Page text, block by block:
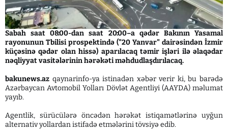
Sabah saat 08:00-dan saat 20:00–a qədər Bakının Yasamal
rayonunun Tbilisi prospektində ("20 Yanvar" dairəsindən İzmir
küçəsinə qədər olan hissə) aparılacaq təmir işləri ilə əlaqədar
nəqliyyat vasitələrinin hərəkəti məhdudlaşdırılacaq.
bakunews.az qaynarinfo-ya istinadən xəbər verir ki, bu barədə
Azərbaycan Avtomobil Yolları Dövlət Agentliyi (AAYDA) məlumat
yayıb.
Agentlik, sürücülərə öncədən hərəkət istiqamətlərinə uyğun
alternativ yollardan istifadə etmələrini tövsiyə edib.